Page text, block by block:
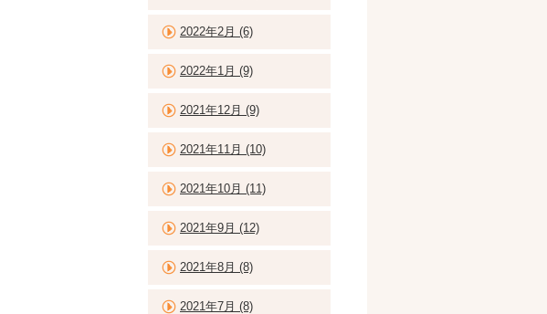
2022年2月 (6)
2022年1月 (9)
2021年12月 (9)
2021年11月 (10)
2021年10月 (11)
2021年9月 (12)
2021年8月 (8)
2021年7月 (8)